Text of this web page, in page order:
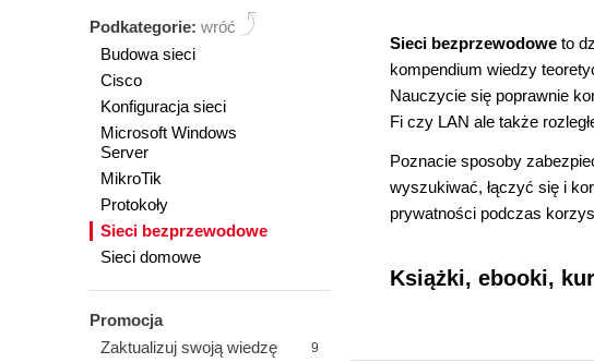
Podkategorie: wróć
Budowa sieci
Cisco
Konfiguracja sieci
Microsoft Windows
Server
MikroTik
Protokoły
Sieci bezprzewodowe
Sieci domowe
Promocja
Zaktualizuj swoją wiedzę
9
Sieci bezprzewodowe to
kompendium wiedzy
Nauczycie się poprawnie
Fi czy LAN ale także
Poznacie sposoby
wyszukiwać, łączyć się i
prywatności podczas
Książki, ebooki,